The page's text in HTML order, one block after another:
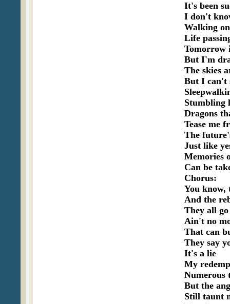
It's been
I don't
Walking
Life
Tomorrow
But I'm
The skies
But I can't
Stumbling
Dragons
Tease me
The
Just like
Memories
Can be
Chorus:
You know,
And the
They all
Ain't no
That can
They say
It's a lie
My
Numerous
But the
Still taunt